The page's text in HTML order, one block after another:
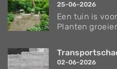
25-06-2026
Een tuin is
Planten
02-06-2026